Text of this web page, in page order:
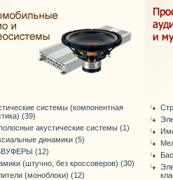
системы (компонентная
(39)
акустические системы (1)
динамики (5)
(12)
(штучно, без кроссоверов) (30)
(моноблоки) (12)